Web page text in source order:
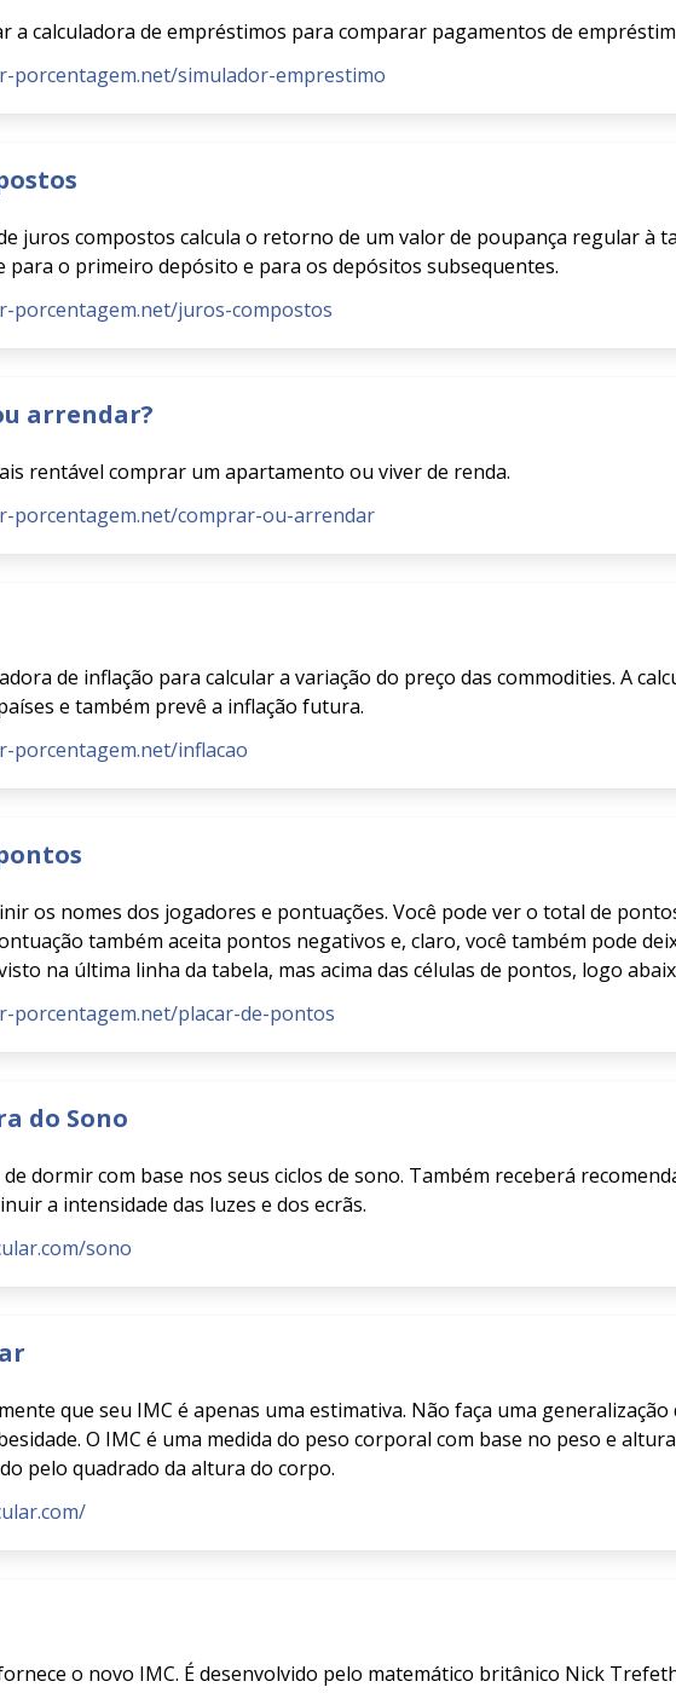
a calculadora de empréstimos para comparar pagamentos de
porcentagem.net/simulador-emprestimo
juros compostos calcula o retorno de um valor de poupança regular à
para o primeiro depósito e para os depósitos subsequentes.
porcentagem.net/juros-compostos
arrendar?
rentável comprar um apartamento ou viver de renda.
porcentagem.net/comprar-ou-arrendar
de inflação para calcular a variação do preço das commodities. A
e também prevê a inflação futura.
porcentagem.net/inflacao
os nomes dos jogadores e pontuações. Você pode ver o total de
também aceita pontos negativos e, claro, você também pode
na última linha da tabela, mas acima das células de pontos, logo
porcentagem.net/placar-de-pontos
do Sono
dormir com base nos seus ciclos de sono. Também receberá
a intensidade das luzes e dos ecrãs.
sono
que seu IMC é apenas uma estimativa. Não faça uma
O IMC é uma medida do peso corporal com base no peso e
pelo quadrado da altura do corpo.
o novo IMC. É desenvolvido pelo matemático britânico Nick